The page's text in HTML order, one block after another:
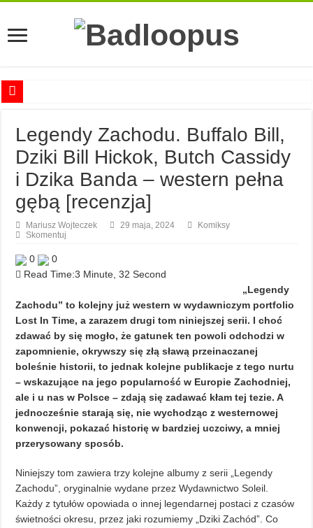
Najciekawsze książki o kobietach nauki
Najlepsze mangi dla dorosłych
Najciekawsze zapowiedzi komiksowe na 2023 rok
Legendy Zachodu. Buffalo Bill,
Dziki Bill Hickok, Butch Cassidy
i Dzika Banda – western pełna
gębą [recenzja]
Mariusz Wojteczek 29 maja, 2024
Komiksy
Skomentuj
0
0
Read Time:3 Minute, 32 Second
„Legendy
Zachodu” to kolejny już western w wydawniczym portfolio
Lost In Time, a zarazem drugi tom niniejszej serii. I choć
zdawać by się mogło, że gatunek ten powoli odchodzi w
zapomnienie, okrywszy się złą sławą przeinaczanej
boleśnie historii, to jednak kolejne publikacje z tego nurtu
– wskazujące na jego popularność w Europie Zachodniej,
ale i u nas w Polsce – zdają się zadawać kłam tej tezie. A
jednocześnie starają się, nie wychodząc z westernowej
konwencji, pokazać historię w bardziej uczciwy, a mniej
przerysowany sposób.
Niniejszy tom zawiera trzy kolejne albumy z serii „Legendy
Zachodu”, oryginalnie wydane przez Wydawnictwo Soleil.
Każdy z tytułów opowiada o innej legendarnej postaci z czasów
świetności okresu, przez jaki rozumiemy „Dziki Zachód”. Co